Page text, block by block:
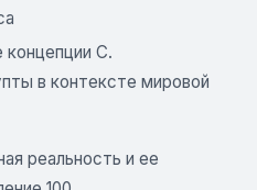
С.
в контексте мировой
реальность и ее